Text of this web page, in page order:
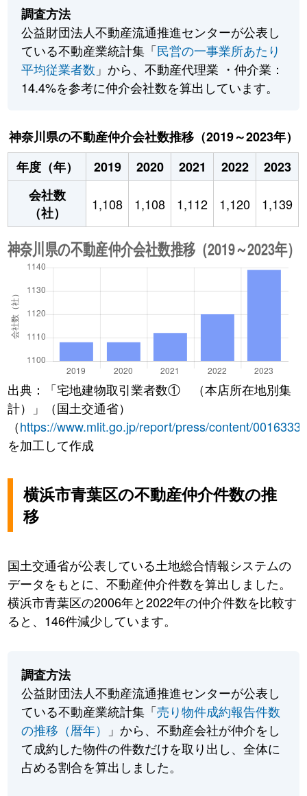
調査方法
公益財団法人不動産流通推進センターが公表し
ている不動産業統計集「民営の一事業所あたり
平均従業者数 」から、不動産代理業 ・仲介業：
14.4%を参考に仲介会社数を算出しています。
神奈川県の不動産仲介会社数推移（2019～2023年）
年度（年）
2019 2020 2021 2022
2023
会社数
（社）
1,108 1,108 1,112 1,120 1,139
出典：「宅地建物取引業者数① （本店所在地別集
計）」（国土交通省）
（https://www.mlit.go.jp/report/press/content/
を加工して作成
横浜市青葉区の不動産仲介件数の推
移
国土交通省が公表している土地総合情報システムの
データをもとに、不動産仲介件数を算出しました。
横浜市青葉区の2006年と2022年の仲介件数を比較す
ると、146件減少しています。
調査方法
公益財団法人不動産流通推進センターが公表し
ている不動産業統計集「売り物件成約報告件数
の推移（暦年）
」から、不動産会社が仲介をし
て成約した物件の件数だけを取り出し、全体に
占める割合を算出しました。